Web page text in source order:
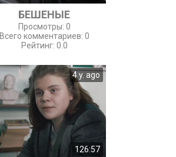
БЕШЕНЫЕ
Просмотры: 0
Всего комментариев: 0
Рейтинг: 0.0
4 y. ago
126:57